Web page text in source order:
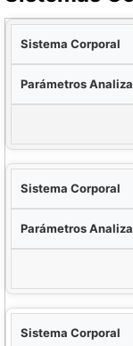
Ritmo
Función